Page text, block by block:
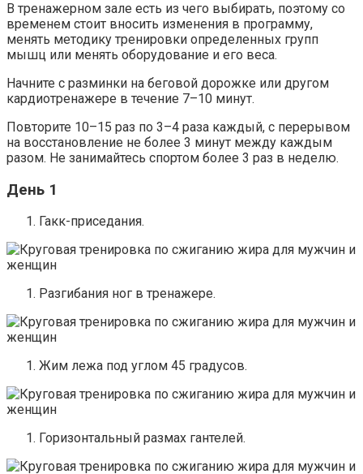
В тренажерном зале есть из чего выбирать, поэтому со
временем стоит вносить изменения в программу,
менять методику тренировки определенных групп
мышц или менять оборудование и его веса.
Начните с разминки на беговой дорожке или другом
кардиотренажере в течение 7–10 минут.
Повторите 10–15 раз по 3–4 раза каждый, с перерывом
на восстановление не более 3 минут между каждым
разом. Не занимайтесь спортом более 3 раз в неделю.
День 1
Гакк-приседания.
Разгибания ног в тренажере.
Жим лежа под углом 45 градусов.
Горизонтальный размах гантелей.